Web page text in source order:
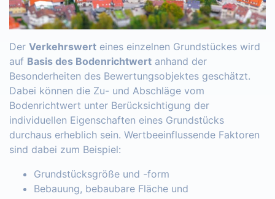
Der Verkehrswert eines einzelnen Grundstückes wird
auf Basis des Bodenrichtwert anhand der
Besonderheiten des Bewertungsobjektes geschätzt.
Dabei können die Zu- und Abschläge vom
Bodenrichtwert unter Berücksichtigung der
individuellen Eigenschaften eines Grundstücks
durchaus erheblich sein. Wertbeeinflussende Faktoren
sind dabei zum Beispiel:
Grundstücksgröße und -form
Bebauung, bebaubare Fläche und